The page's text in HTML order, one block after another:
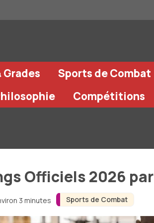
Sports de Combat
Compétitions
Sports de Combat
Officiels 2026
3 minutes